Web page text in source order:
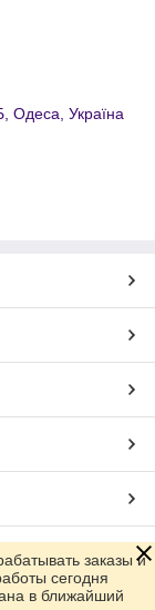
Одеса, Україна
заказы и
сегодня
в ближайший